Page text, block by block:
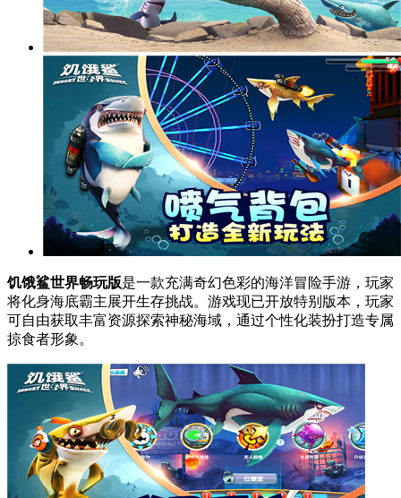
饥饿鲨世界畅玩版是一款充满奇幻色彩的海洋冒险手游，玩家
将化身海底霸主展开生存挑战。游戏现已开放特别版本，玩家
可自由获取丰富资源探索神秘海域，通过个性化装扮打造专属
掠食者形象。